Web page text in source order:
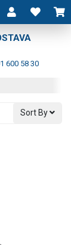
600 58 30
Sort By